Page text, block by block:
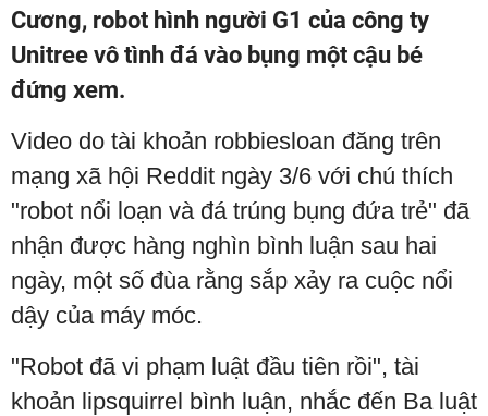
Cương, robot hình người G1 của công ty
Unitree vô tình đá vào bụng một cậu bé
đứng xem.
Video do tài khoản robbiesloan đăng trên
mạng xã hội Reddit ngày 3/6 với chú thích
"robot nổi loạn và đá trúng bụng đứa trẻ" đã
nhận được hàng nghìn bình luận sau hai
ngày, một số đùa rằng sắp xảy ra cuộc nổi
dậy của máy móc.
"Robot đã vi phạm luật đầu tiên rồi", tài
khoản lipsquirrel bình luận, nhắc đến Ba luật